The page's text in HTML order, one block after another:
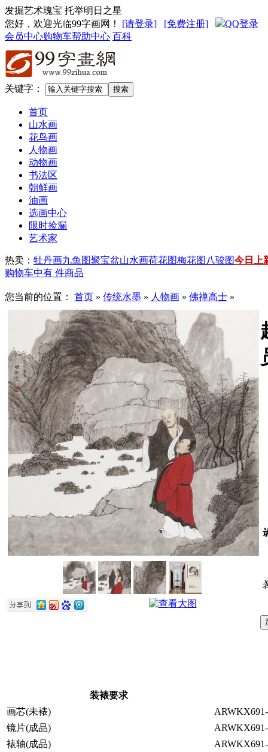
发掘艺术瑰宝 托举明日之星
您好，欢迎光临99字画网 ！ [请登录] [免费注册]
QQ登录
会员中心购物车帮助中心 百科
关键字：
首页
山水画
花鸟画
人物画
动物画
书法区
朝鲜画
油画
选画中心
限时捡漏
艺术家
热卖： 牡丹画九鱼图聚宝盆山水画荷花图梅花图 八骏图今日上
购物车中有 件商品
您当前的位置： 首页 » 传统水墨 » 人物画 » 佛禅高士 »
装裱要求
画芯(未裱)
镜片(成品)
裱轴(成品)